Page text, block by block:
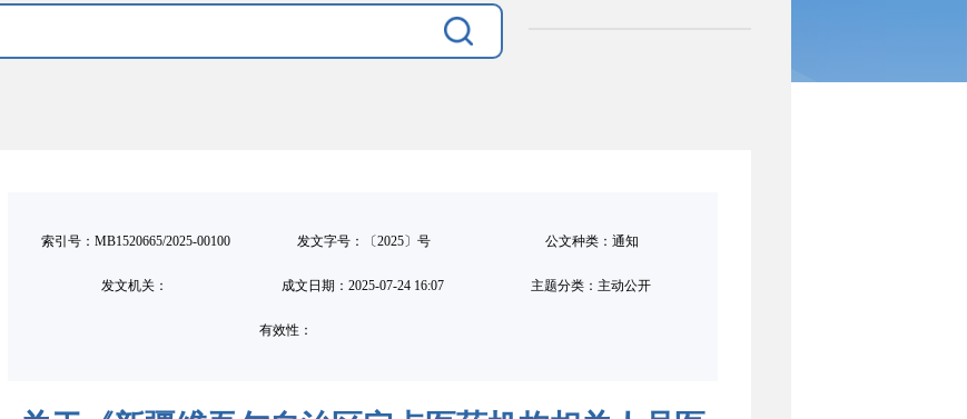
索引号：MB1520665/2025-00100 发文字号：〔2025〕号 公文种类：通知
发文机关： 成文日期：2025-07-24 16:07 主题分类：主动公开
有效性：